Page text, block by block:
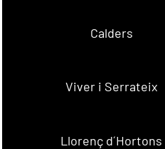
Calders
Viver i Serrateix
Llorenç d´Hortons